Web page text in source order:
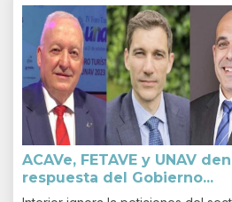
ACAVe, FETAVE y UNAV
respuesta del Gobierno...